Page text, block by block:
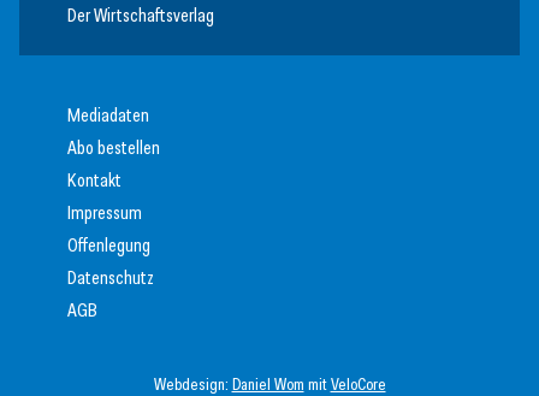
Der Wirtschaftsverlag
Webdesign: Daniel Wom mitVeloCore
Mediadaten
Abo bestellen
Kontakt
Impressum
Offenlegung
Datenschutz
AGB